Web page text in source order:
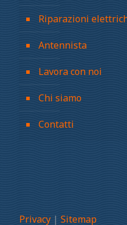
Riparazioni
Antennista
Lavora con noi
Chi siamo
Contatti
Privacy | Sitemap